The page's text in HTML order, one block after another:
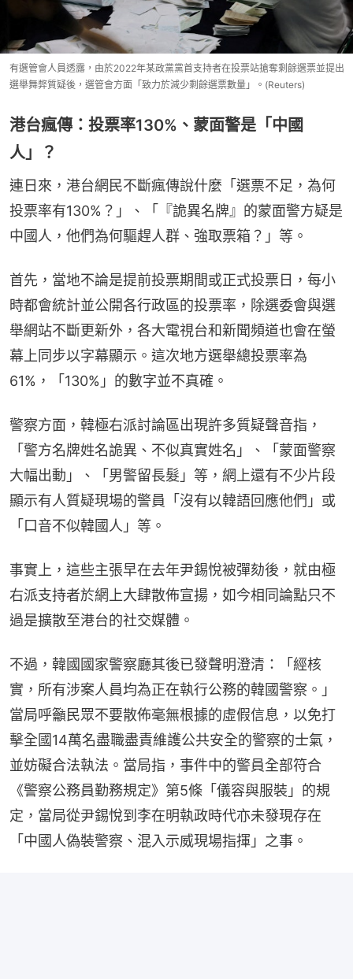
有選管會人員透露，由於2022年某政黨黨首支持者在投票站搶奪剩餘選票並提出
選舉舞弊質疑後，選管會方面「致力於減少剩餘選票數量」。(Reuters)
港台瘋傳：投票率130%、蒙面警是「中國
人」？
連日來，港台網民不斷瘋傳說什麼「選票不足，為何
投票率有130%？」、「『詭異名牌』的蒙面警方疑是
中國人，他們為何驅趕人群、強取票箱？」等。
首先，當地不論是提前投票期間或正式投票日，每小
時都會統計並公開各行政區的投票率，除選委會與選
舉網站不斷更新外，各大電視台和新聞頻道也會在螢
幕上同步以字幕顯示。這次地方選舉總投票率為
61%，「130%」的數字並不真確。
警察方面，韓極右派討論區出現許多質疑聲音指，
「警方名牌姓名詭異、不似真實姓名」、「蒙面警察
大幅出動」、「男警留長髮」等，網上還有不少片段
顯示有人質疑現場的警員「沒有以韓語回應他們」或
「口音不似韓國人」等。
事實上，這些主張早在去年尹錫悅被彈劾後，就由極
右派支持者於網上大肆散佈宣揚，如今相同論點只不
過是擴散至港台的社交媒體。
不過，韓國國家警察廳其後已發聲明澄清：「經核
實，所有涉案人員均為正在執行公務的韓國警察。」
當局呼籲民眾不要散佈毫無根據的虛假信息，以免打
擊全國14萬名盡職盡責維護公共安全的警察的士氣，
並妨礙合法執法。當局指，事件中的警員全部符合
《警察公務員勤務規定》第5條「儀容與服裝」的規
定，當局從尹錫悅到李在明執政時代亦未發現存在
「中國人偽裝警察、混入示威現場指揮」之事。